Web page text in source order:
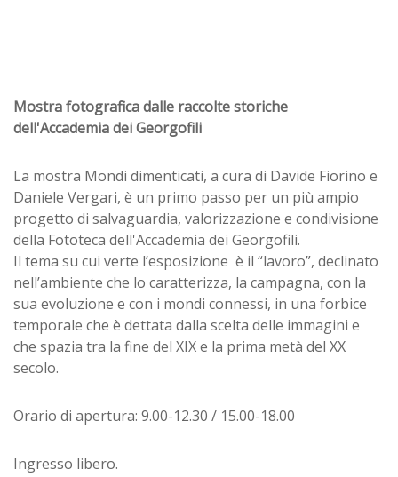
Mostra fotografica dalle raccolte storiche
dell'Accademia dei Georgofili
La mostra Mondi dimenticati, a cura di Davide Fiorino e
Daniele Vergari, è un primo passo per un più ampio
progetto di salvaguardia, valorizzazione e condivisione
della Fototeca dell'Accademia dei Georgofili.
Il tema su cui verte l’esposizione è il “lavoro”, declinato
nell’ambiente che lo caratterizza, la campagna, con la
sua evoluzione e con i mondi connessi, in una forbice
temporale che è dettata dalla scelta delle immagini e
che spazia tra la fine del XIX e la prima metà del XX
secolo.
Orario di apertura: 9.00-12.30 / 15.00-18.00
Ingresso libero.